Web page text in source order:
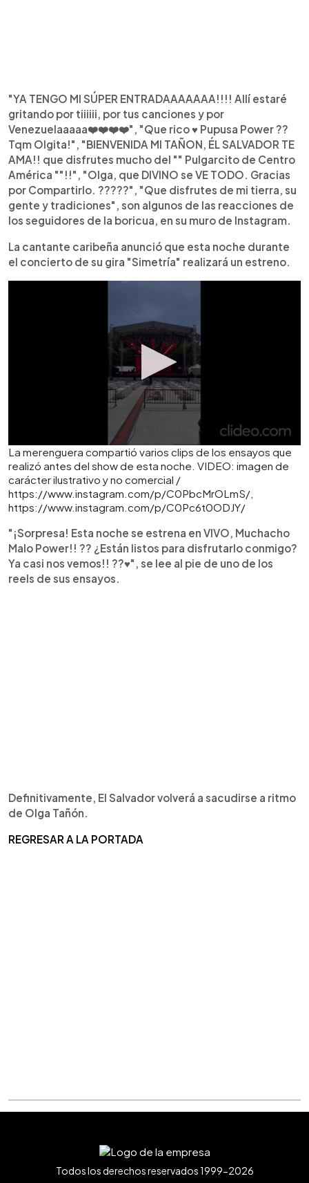
"YA TENGO MI SÚPER ENTRADAAAAAAA!!!! Allí estaré
gritando por tiiiiii, por tus canciones y por
Venezuelaaaaa❤️❤️❤️❤️", "Que rico ♥️ Pupusa Power ??
Tqm Olgita!", "BIENVENIDA MI TAÑON, ÉL SALVADOR TE
AMA!! que disfrutes mucho del "" Pulgarcito de Centro
América ""!!", "Olga, que DIVINO se VE TODO. Gracias
por Compartirlo. ?????", "Que disfrutes de mi tierra, su
gente y tradiciones", son algunos de las reacciones de
los seguidores de la boricua, en su muro de Instagram.
La cantante caribeña anunció que esta noche durante
el concierto de su gira "Simetría" realizará un estreno.
La merenguera compartió varios clips de los ensayos que
realizó antes del show de esta noche. VIDEO: imagen de
carácter ilustrativo y no comercial /
https://www.instagram.com/p/C0PbcMrOLmS/,
https://www.instagram.com/p/C0Pc6t0ODJY/
"¡Sorpresa! Esta noche se estrena en VIVO, Muchacho
Malo Power!! ?? ¿Están listos para disfrutarlo conmigo?
Ya casi nos vemos!! ??♥️", se lee al pie de uno de los
reels de sus ensayos.
Definitivamente, El Salvador volverá a sacudirse a ritmo
de Olga Tañón.
REGRESAR A LA PORTADA
Todos los derechos reservados 1999-2026